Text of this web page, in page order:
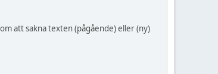
att sakna texten (pågående) eller (ny)